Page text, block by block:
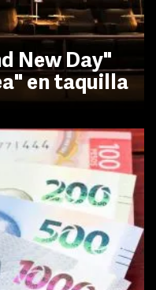
New Day"
en taquilla